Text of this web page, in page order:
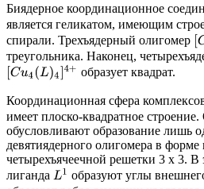
Биядерное координационное
является геликатом, имеющим
спирали. Трехъядерный олигомер [
треугольника. Наконец,
[Cu4( L)4]4+ образует квадрат.
Координационная сфера
имеет плоско-квадратное
обусловливают образование лишь
девятиядерного олигомера в форме
четырехъячеечной решетки 3 х 3. В
лиганда L1 образуют углы